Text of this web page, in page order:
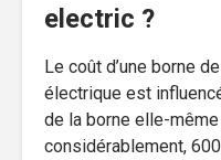
electric ?
Le coût d’une borne
électrique est
de la borne elle-
considérablement,